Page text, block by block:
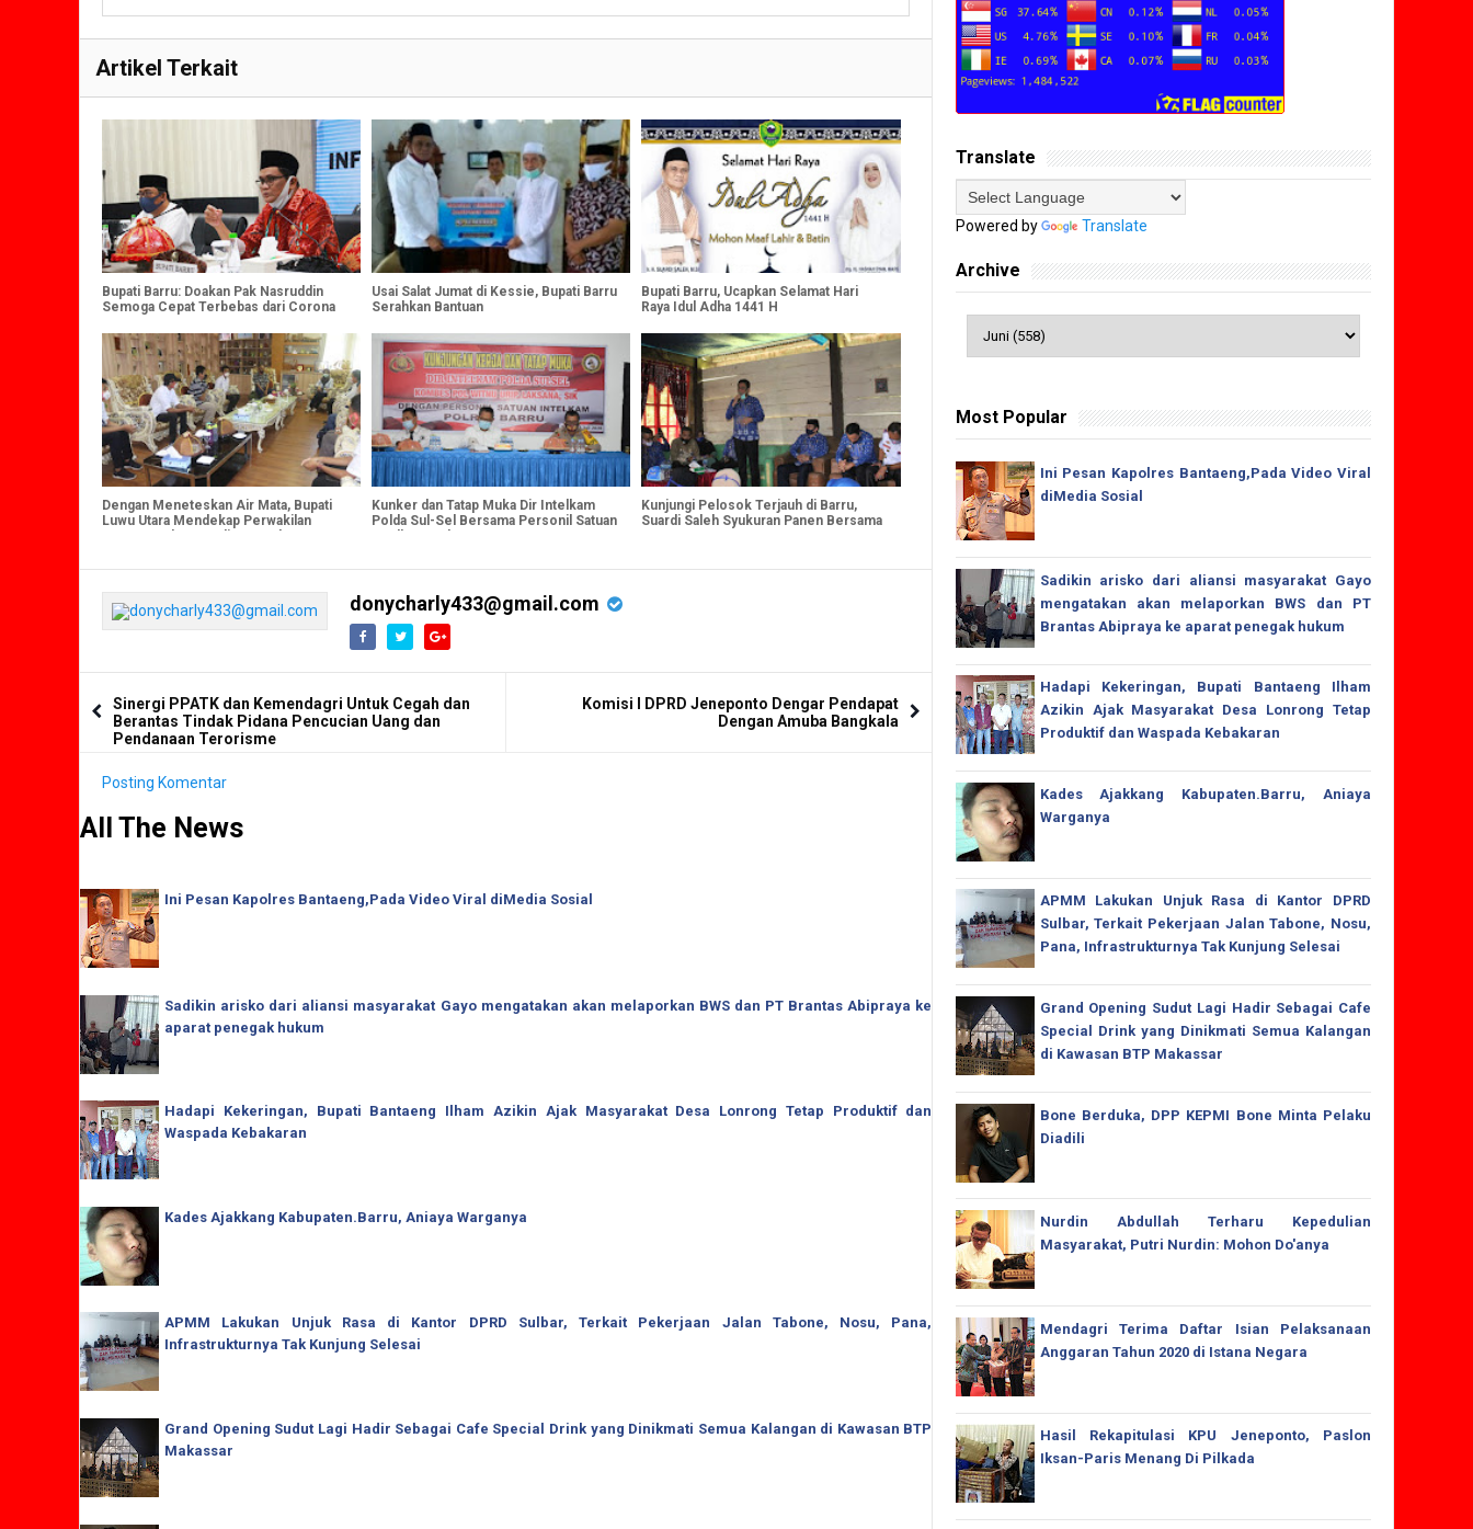
Artikel Terkait
Bupati Barru: Doakan Pak Nasruddin
Semoga Cepat Terbebas dari Corona
Usai Salat Jumat di Kessie, Bupati Barru
Serahkan Bantuan
Bupati Barru, Ucapkan Selamat Hari
Raya Idul Adha 1441 H
Dengan Meneteskan Air Mata, Bupati
Luwu Utara Mendekap Perwakilan
Kunker dan Tatap Muka Dir Intelkam
Polda Sul-Sel Bersama Personil Satuan
Kunjungi Pelosok Terjauh di Barru,
Suardi Saleh Syukuran Panen Bersama
donycharly433@gmail.com
Sinergi PPATK dan Kemendagri Untuk Cegah dan
Berantas Tindak Pidana Pencucian Uang dan
Pendanaan Terorisme
Komisi I DPRD Jeneponto Dengar Pendapat
Dengan Amuba Bangkala
Posting Komentar
All The News
Ini Pesan Kapolres Bantaeng,Pada Video Viral diMedia Sosial
Sadikin arisko dari aliansi masyarakat Gayo mengatakan akan melaporkan BWS dan PT Brantas Abipraya ke
aparat penegak hukum
Hadapi Kekeringan, Bupati Bantaeng Ilham Azikin Ajak Masyarakat Desa Lonrong Tetap Produktif dan
Waspada Kebakaran
Kades Ajakkang Kabupaten.Barru, Aniaya Warganya
APMM Lakukan Unjuk Rasa di Kantor DPRD Sulbar, Terkait Pekerjaan Jalan Tabone, Nosu, Pana,
Infrastrukturnya Tak Kunjung Selesai
Grand Opening Sudut Lagi Hadir Sebagai Cafe Special Drink yang Dinikmati Semua Kalangan di Kawasan BTP
Makassar
Translate
Powered by Translate
Archive
Most Popular
Ini Pesan Kapolres Bantaeng,Pada Video Viral
diMedia Sosial
Sadikin arisko dari aliansi masyarakat Gayo
mengatakan akan melaporkan BWS dan PT
Brantas Abipraya ke aparat penegak hukum
Hadapi Kekeringan, Bupati Bantaeng Ilham
Azikin Ajak Masyarakat Desa Lonrong Tetap
Produktif dan Waspada Kebakaran
Kades Ajakkang Kabupaten.Barru, Aniaya
Warganya
APMM Lakukan Unjuk Rasa di Kantor DPRD
Sulbar, Terkait Pekerjaan Jalan Tabone, Nosu,
Pana, Infrastrukturnya Tak Kunjung Selesai
Grand Opening Sudut Lagi Hadir Sebagai Cafe
Special Drink yang Dinikmati Semua Kalangan
di Kawasan BTP Makassar
Bone Berduka, DPP KEPMI Bone Minta Pelaku
Diadili
Nurdin Abdullah Terharu Kepedulian
Masyarakat, Putri Nurdin: Mohon Do'anya
Mendagri Terima Daftar Isian Pelaksanaan
Anggaran Tahun 2020 di Istana Negara
Hasil Rekapitulasi KPU Jeneponto, Paslon
Iksan-Paris Menang Di Pilkada